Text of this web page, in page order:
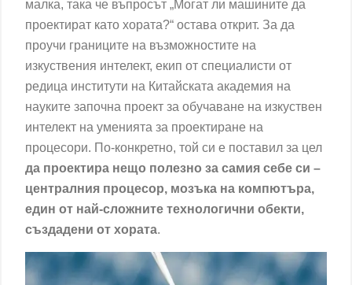
малка, така че въпросът „Могат ли машините да
проектират като хората?“ остава открит. За да
проучи границите на възможностите на
изкуствения интелект, екип от специалисти от
редица институти на Китайската академия на
науките започна проект за обучаване на изкуствен
интелект на уменията за проектиране на
процесори. По-конкретно, той си е поставил за цел
да проектира нещо полезно за самия себе си –
централния процесор, мозъка на компютъра,
един от най-сложните технологични обекти,
създадени от хората.